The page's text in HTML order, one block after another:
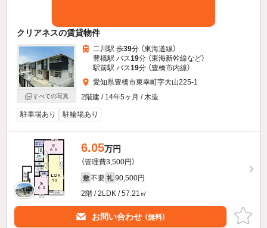
クリアネスの賃貸物件
すべての写真
二川駅 歩39分 （東海道線）
豊橋駅 バス19分 （東海新幹線など）
駅前駅 バス19分 （豊橋市内線）
愛知県豊橋市東幸町字大山225-1
2階建 / 14年5ヶ月 / 木造
駐車場あり 駐輪場あり
6.05万円
（管理費3,500円）
敷 不要 礼 90,500円
2階 / 2LDK / 57.21㎡
お問い合わせ （無料）